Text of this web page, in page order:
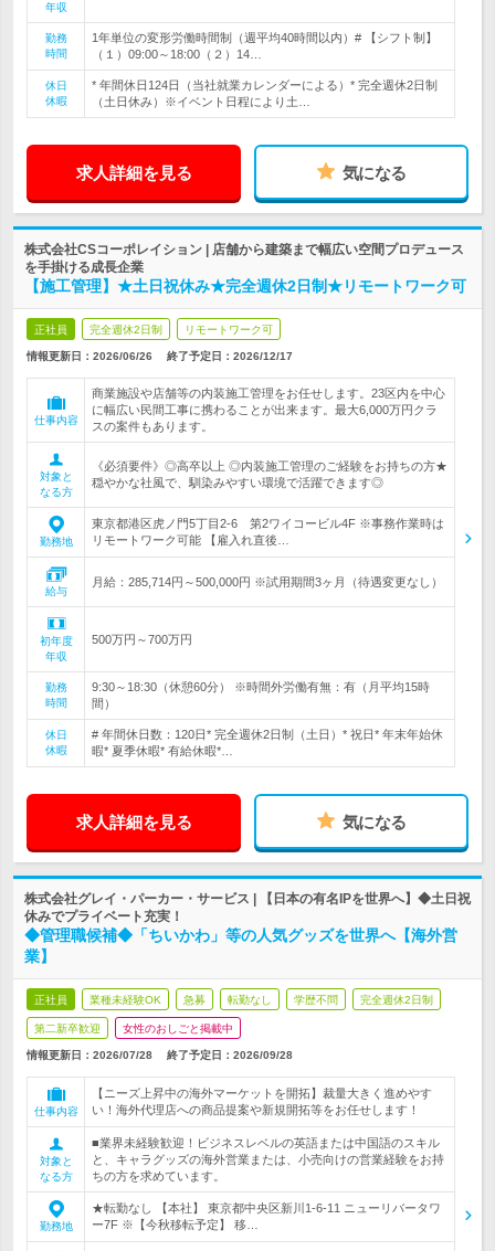
年収
勤務
時間
1年単位の変形労働時間制（週平均40時間以内）# 【シフト制】
（１）09:00～18:00（２）14…
休日
休暇
* 年間休日124日（当社就業カレンダーによる）* 完全週休2日制
（土日休み）※イベント日程により土…
求人詳細を見る 気になる
株式会社CSコーポレイション | 店舗から建築まで幅広い空間プロデュース
を手掛ける成長企業
【施工管理】★土日祝休み★完全週休2日制★リモートワーク可
正社員 完全週休2日制 リモートワーク可
情報更新日：2026/06/26 終了予定日： 2026/12/17
仕事内容
商業施設や店舗等の内装施工管理をお任せします。23区内を中心
に幅広い民間工事に携わることが出来ます。最大6,000万円クラ
スの案件もあります。
対象と
なる方
《必須要件》◎高卒以上 ◎内装施工管理のご経験をお持ちの方★
穏やかな社風で、馴染みやすい環境で活躍できます◎
勤務地
東京都港区虎ノ門5丁目2-6 第2ワイコービル4F ※事務作業時は
リモートワーク可能 【雇入れ直後…
給与
月給：285,714円～500,000円 ※試用期間3ヶ月（待遇変更なし）
初年度
年収
500万円～700万円
勤務
時間
9:30～18:30（休憩60分） ※時間外労働有無：有（月平均15時
間）
休日
休暇
# 年間休日数：120日* 完全週休2日制（土日）* 祝日* 年末年始休
暇* 夏季休暇* 有給休暇*…
求人詳細を見る 気になる
株式会社グレイ・パーカー・サービス | 【日本の有名IPを世界へ】◆土日祝
休みでプライベート充実！
◆管理職候補◆「ちいかわ」等の人気グッズを世界へ【海外営
業】
正社員 業種未経験OK 急募 転勤なし 学歴不問 完全週休2日制
第二新卒歓迎 女性のおしごと掲載中
情報更新日：2026/07/28 終了予定日： 2026/09/28
仕事内容
【ニーズ上昇中の海外マーケットを開拓】裁量大きく進めやす
い！海外代理店への商品提案や新規開拓等をお任せします！
対象と
なる方
■業界未経験歓迎！ビジネスレベルの英語または中国語のスキル
と、キャラグッズの海外営業または、小売向けの営業経験をお持
ちの方を求めています。
勤務地
★転勤なし 【本社】 東京都中央区新川1-6-11 ニューリバータワ
ー7F ※【今秋移転予定】 移…